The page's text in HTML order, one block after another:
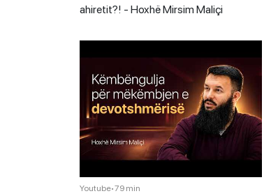
ahiretit?! - Hoxhë Mirsim Maliçi
Youtube•79 min